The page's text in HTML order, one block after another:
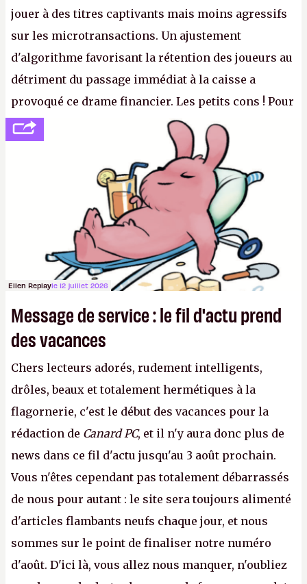
jouer à des titres captivants mais moins agressifs
sur les microtransactions. Un ajustement
d'algorithme favorisant la rétention des joueurs au
détriment du passage immédiat à la caisse a
provoqué ce drame financier. Les petits cons ! Pour
se consoler, le PDG David Baszucki peut compter
sur le déblocage du jeu en Russie et l'explosion des
joueurs majeurs (+32 %). L'avenir appartient donc
aux adultes, qui ne sont jamais que des enfants
avec du pouvoir d'achat.P.
Ellen Replayle 12 juillet 2026
Message de service : le fil d'actu prend
des vacances
Chers lecteurs adorés, rudement intelligents,
drôles, beaux et totalement hermétiques à la
flagornerie, c'est le début des vacances pour la
rédaction de Canard PC, et il n'y aura donc plus de
news dans ce fil d'actu jusqu'au 3 août prochain.
Vous n'êtes cependant pas totalement débarrassés
de nous pour autant : le site sera toujours alimenté
d'articles flambants neufs chaque jour, et nous
sommes sur le point de finaliser notre numéro
d'août. D'ici là, vous allez nous manquer, n'oubliez